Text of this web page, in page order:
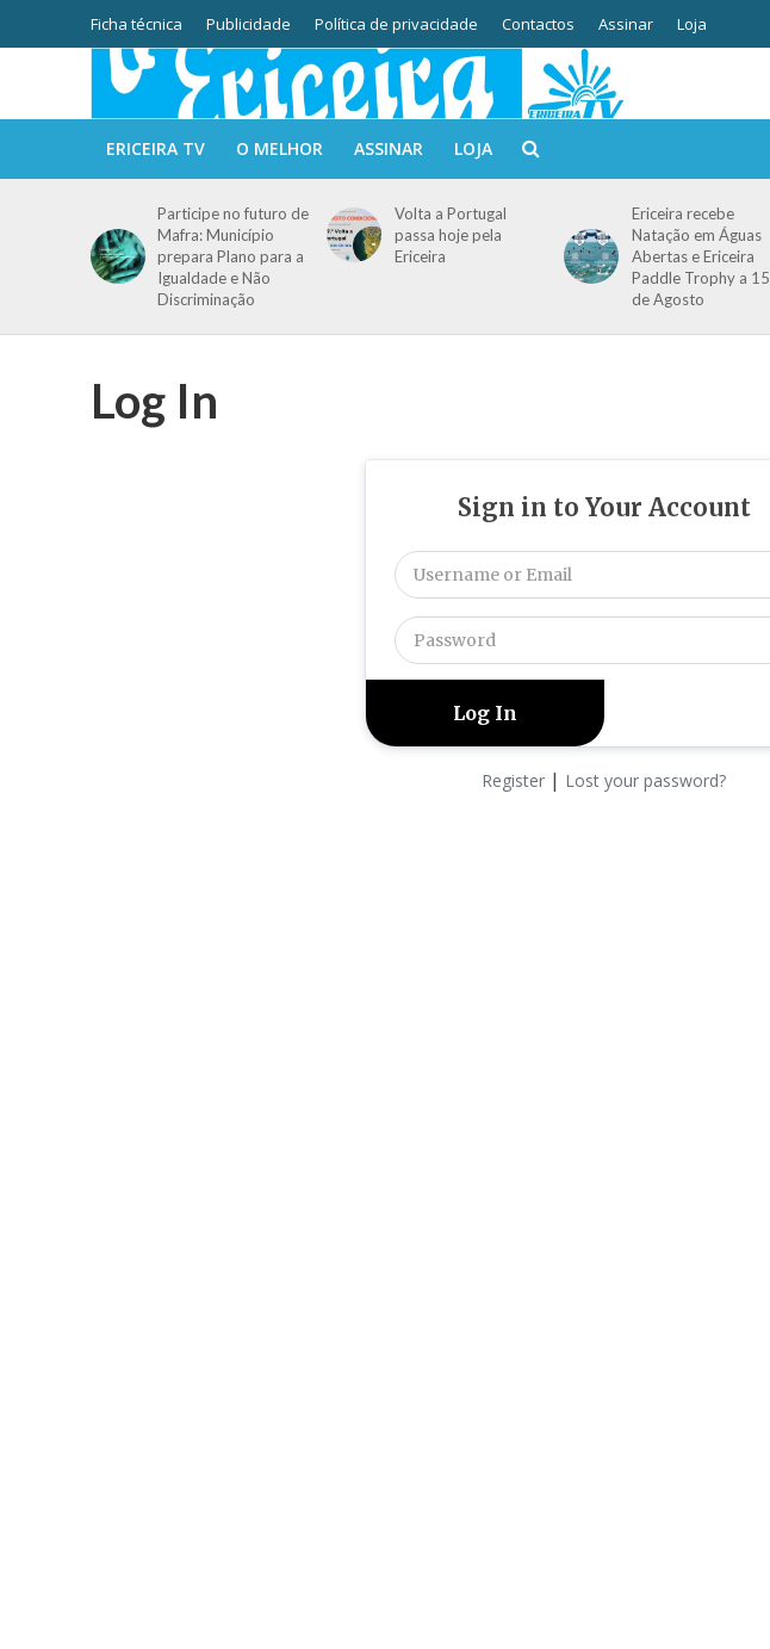
Ficha técnica Publicidade Política de privacidade Contactos Assinar Loja
ERICEIRA TV O MELHOR ASSINAR LOJA
Participe no futuro de
Mafra: Município
prepara Plano para a
Igualdade e Não
Discriminação
Volta a Portugal
passa hoje pela
Ericeira
Ericeira recebe
Natação em Águas
Abertas e Ericeira
Paddle Trophy a 15
de Agosto
Log In
Sign in to Your Account
Register | Lost your password?